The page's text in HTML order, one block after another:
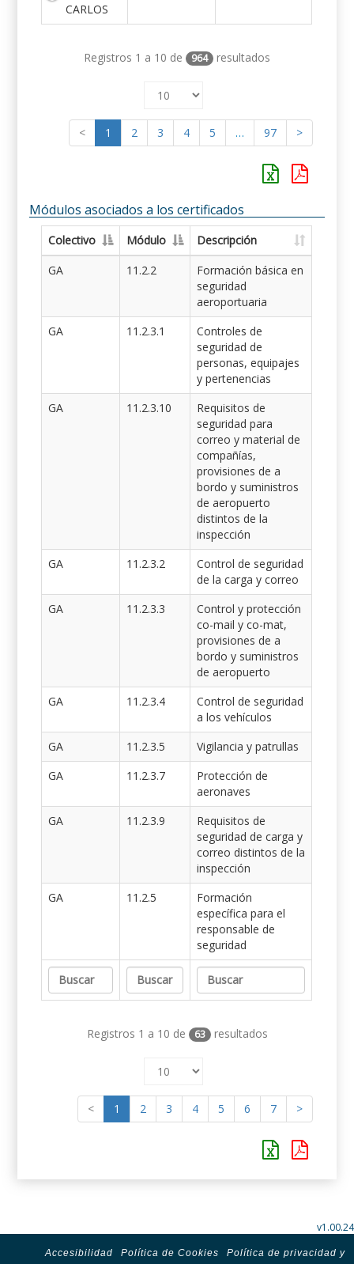
CARLOS
Registros 1 a 10 de 964 resultados
< 1 2 3 4 5 … 97 >
Módulos asociados a los certificados
Colectivo Módulo
Descripción
GA
11.2.2
Formación básica en
seguridad
aeroportuaria
GA
11.2.3.1
Controles de
seguridad de
personas, equipajes
y pertenencias
GA
11.2.3.10
Requisitos de
seguridad para
correo y material de
compañías,
provisiones de a
bordo y suministros
de aeropuerto
distintos de la
inspección
GA
11.2.3.2
Control de seguridad
de la carga y correo
GA
11.2.3.3
Control y protección
co-mail y co-mat,
provisiones de a
bordo y suministros
de aeropuerto
GA
11.2.3.4
Control de seguridad
a los vehículos
GA
11.2.3.5
Vigilancia y patrullas
GA
11.2.3.7
Protección de
aeronaves
GA
11.2.3.9
Requisitos de
seguridad de carga y
correo distintos de la
inspección
GA
11.2.5
Formación
específica para el
responsable de
seguridad
Registros 1 a 10 de 63 resultados
< 1 2 3 4 5 6 7 >
v1.00.24
Accesibilidad Política de Cookies
Política de privacidad y